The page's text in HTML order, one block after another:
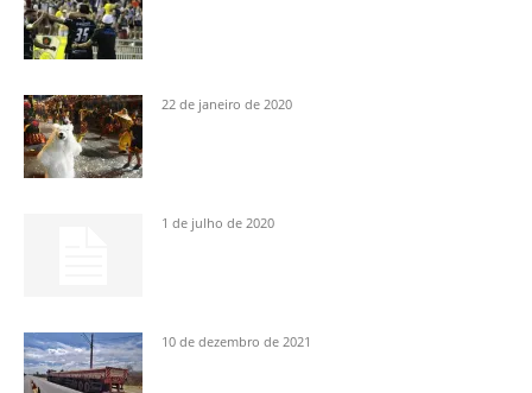
22 de janeiro de 2020
1 de julho de 2020
10 de dezembro de 2021